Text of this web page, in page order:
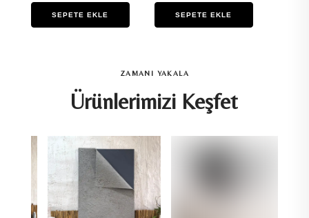
SEPETE EKLE SEPETE EKLE
ZAMANI YAKALA
Ürünlerimizi Keşfet